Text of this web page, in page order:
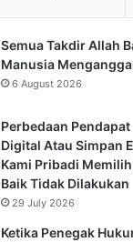
Semua Takdir Allah
Manusia
6 August 2026
Perbedaan
Digital Atau Simpan
Kami Pribadi
Baik Tidak Dilakukan
29 July 2026
Ketika Penegak